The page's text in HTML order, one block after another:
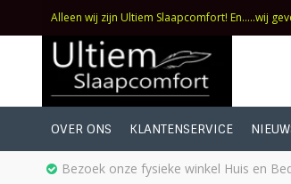
Alleen wij zijn Ultiem Slaapcomfort! En.....wij
OVER ONS KLANTENSERVICE
Bezoek onze fysieke winkel Huis en